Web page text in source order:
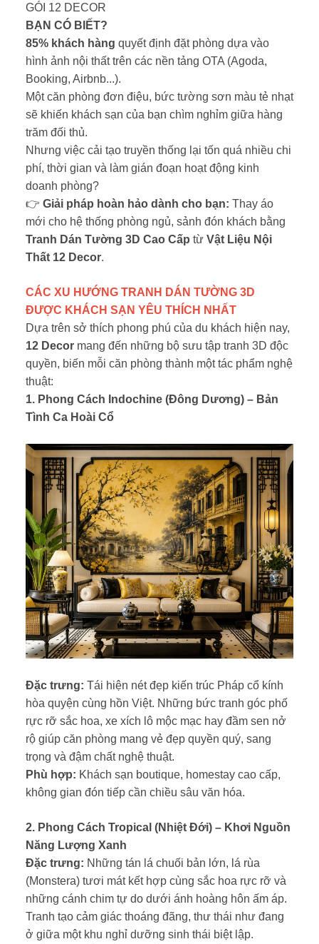
GÓI 12 DECOR
BẠN CÓ BIẾT?
85% khách hàng quyết định đặt phòng dựa vào
hình ảnh nội thất trên các nền tảng OTA (Agoda,
Booking, Airbnb...).
Một căn phòng đơn điệu, bức tường sơn màu tẻ nhạt
sẽ khiến khách sạn của bạn chìm nghỉm giữa hàng
trăm đối thủ.
Nhưng việc cải tạo truyền thống lại tốn quá nhiều chi
phí, thời gian và làm gián đoạn hoạt động kinh
doanh phòng?
👉 Giải pháp hoàn hảo dành cho bạn: Thay áo
mới cho hệ thống phòng ngủ, sảnh đón khách bằng
Tranh Dán Tường 3D Cao Cấp từ Vật Liệu Nội
Thất 12 Decor.
CÁC XU HƯỚNG TRANH DÁN TƯỜNG 3D
ĐƯỢC KHÁCH SẠN YÊU THÍCH NHẤT
Dựa trên sở thích phong phú của du khách hiện nay,
12 Decor mang đến những bộ sưu tập tranh 3D độc
quyền, biến mỗi căn phòng thành một tác phẩm nghệ
thuật:
1. Phong Cách Indochine (Đông Dương) – Bản
Tình Ca Hoài Cổ
Đặc trưng: Tái hiện nét đẹp kiến trúc Pháp cổ kính
hòa quyện cùng hồn Việt. Những bức tranh góc phố
rực rỡ sắc hoa, xe xích lô mộc mạc hay đầm sen nở
rộ giúp căn phòng mang vẻ đẹp quyền quý, sang
trọng và đậm chất nghệ thuật.
Phù hợp: Khách sạn boutique, homestay cao cấp,
không gian đón tiếp cần chiều sâu văn hóa.
2. Phong Cách Tropical (Nhiệt Đới) – Khơi Nguồn
Năng Lượng Xanh
Đặc trưng: Những tán lá chuối bản lớn, lá rùa
(Monstera) tươi mát kết hợp cùng sắc hoa rực rỡ và
những cánh chim tự do dưới ánh hoàng hôn ấm áp.
Tranh tạo cảm giác thoáng đãng, thư thái như đang
ở giữa một khu nghỉ dưỡng sinh thái biệt lập.